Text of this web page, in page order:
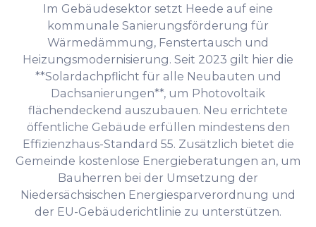
Im Gebäudesektor setzt Heede auf eine
kommunale Sanierungsförderung für
Wärmedämmung, Fenstertausch und
Heizungsmodernisierung. Seit 2023 gilt hier die
**Solardachpflicht für alle Neubauten und
Dachsanierungen**, um Photovoltaik
flächendeckend auszubauen. Neu errichtete
öffentliche Gebäude erfüllen mindestens den
Effizienzhaus-Standard 55. Zusätzlich bietet die
Gemeinde kostenlose Energieberatungen an, um
Bauherren bei der Umsetzung der
Niedersächsischen Energiesparverordnung und
der EU-Gebäuderichtlinie zu unterstützen.